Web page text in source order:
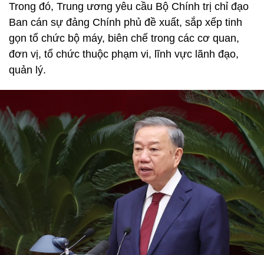
Trong đó, Trung ương yêu cầu Bộ Chính trị chỉ đạo
Ban cán sự đảng Chính phủ đề xuất, sắp xếp tinh
gọn tổ chức bộ máy, biên chế trong các cơ quan,
đơn vị, tổ chức thuộc phạm vi, lĩnh vực lãnh đạo,
quản lý.